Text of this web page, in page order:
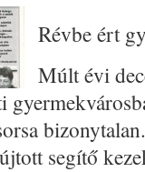
Révbe ért
Múlt évi
segí­tő